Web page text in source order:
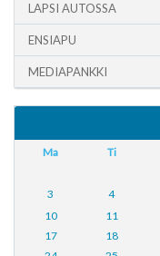
LAPSI AUTOSSA
ENSIAPU
MEDIAPANKKI
Ma Ti
3
4
10
11
17
18